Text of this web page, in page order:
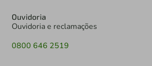
Ouvidoria
Ouvidoria e reclamações
0800 646 2519